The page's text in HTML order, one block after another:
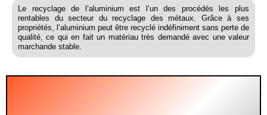
Le recyclage de l’aluminium est l’un des procédés les plus
rentables du secteur du recyclage des métaux. Grâce à ses
propriétés, l’aluminium peut être recyclé indéfiniment sans perte de
qualité, ce qui en fait un matériau très demandé avec une valeur
marchande stable.